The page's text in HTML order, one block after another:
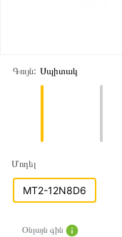
Գույն: Սպիտակ
Մոդել
MT2-12N8D6
Օնլայն գին